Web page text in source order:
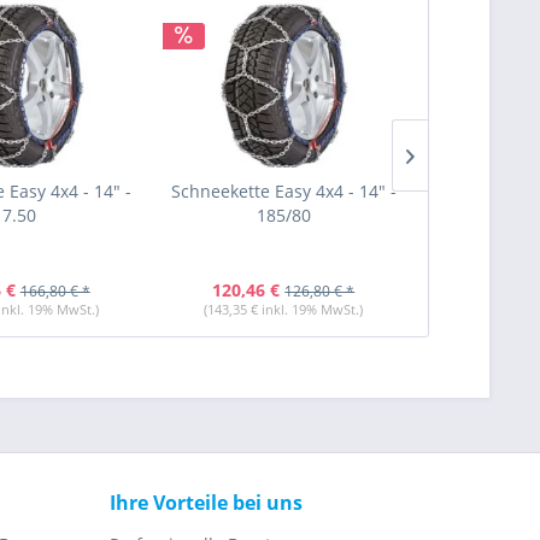
Easy 4x4 - 14" -
7.50
€ 166,80 € *
19% MwSt.)
Schneekette Easy 4x4 - 14" -
185/80
120,46 € 126,80 € *
(143,35 € inkl. 19% MwSt.)
Ihre Vorteile bei uns